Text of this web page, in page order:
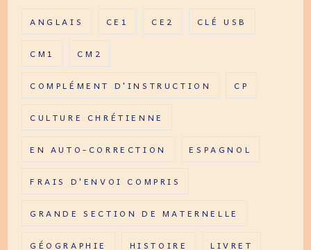
ANGLAIS CE1 CE2 CLÉ USB
CM1 CM2
COMPLÉMENT D'INSTRUCTION CP
CULTURE CHRÉTIENNE
EN AUTO-CORRECTION ESPAGNOL
FRAIS D'ENVOI COMPRIS
GRANDE SECTION DE MATERNELLE
GÉOGRAPHIE HISTOIRE LIVRET